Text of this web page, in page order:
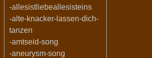
-allesistliebeallesisteins
-alte-knacker-lassen-dich-
tanzen
-amtseid-song
-aneurysm-song